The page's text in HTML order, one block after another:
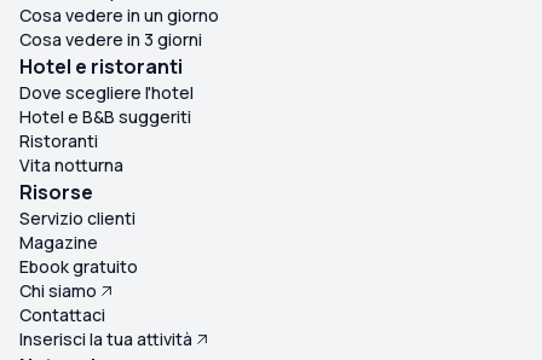
Cosa vedere in un giorno
Cosa vedere in 3 giorni
Hotel e ristoranti
Dove scegliere l'hotel
Hotel e B&B suggeriti
Ristoranti
Vita notturna
Risorse
Servizio clienti
Magazine
Ebook gratuito
Chi siamo
Contattaci
Inserisci la tua attività